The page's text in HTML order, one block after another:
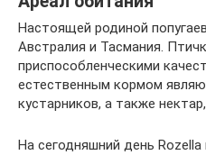
Настоящей родиной
Австралия и Тасмания.
приспособленческими
естественным кормом
кустарников, а также
На сегодняшний день